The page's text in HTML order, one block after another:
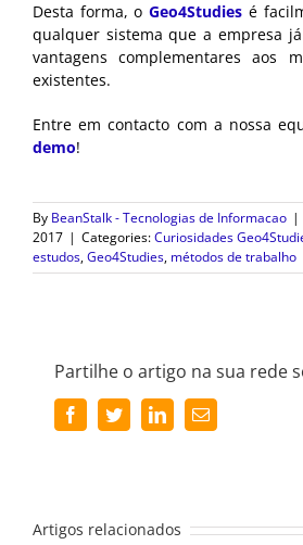
Desta forma, oGeo4Studies é
qualquer sistema que a empresa
vantagens complementares aos
existentes.
Entre em contacto com a nossa
demo!
By BeanStalk - Tecnologias de Informacao |
2017 | Categories:Curiosidades
estudos,Geo4Studies, métodos de trabalho
Partilhe o artigo na sua rede
FacebookTwitterLinkedInEmail
(necessário
Artigos relacionados